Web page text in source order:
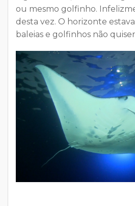
ou mesmo golfinho.
desta vez. O horizonte
baleias e golfinhos não